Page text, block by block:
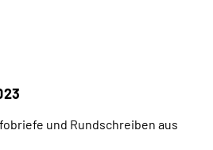
und Rundschreiben aus